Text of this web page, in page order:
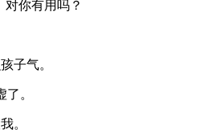
对你有用吗？
子气。
了。
。